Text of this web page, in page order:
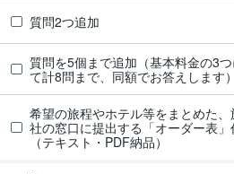
質問2つ追加
質問を5個まで追加（基本料金の3つ
て計8問まで、同額でお答えします）
希望の旅程やホテル等をまとめた、
社の窓口に提出する「オーダー表」
（テキスト・PDF納品）